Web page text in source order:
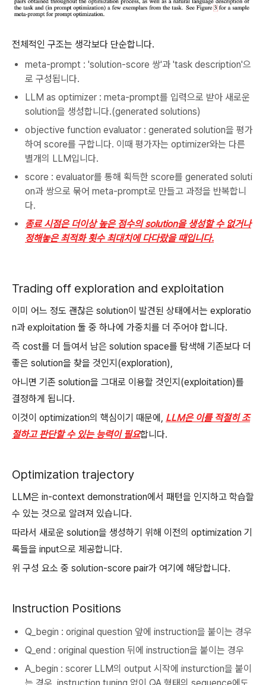
전체적인 구조는 생각보다 단순합니다.
meta-prompt : 'solution-score 쌍'과 'task description'으
로 구성됩니다.
LLM as optimizer : meta-prompt를 입력으로 받아 새로운
solution을 생성합니다.(generated solutions)
objective function evaluator : generated solution을 평가
하여 score를 구합니다. 이때 평가자는 optimizer와는 다른
별개의 LLM입니다.
score : evaluator를 통해 획득한 score를 generated soluti
on과 쌍으로 묶어 meta-prompt로 만들고 과정을 반복합니
다.
종료 시점은 더이상 높은 점수의 solution을 생성할 수 없거나
정해놓은 최적화 횟수 최대치에 다다랐을 때입니다.
Trading off exploration and exploitation
이미 어느 정도 괜찮은 solution이 발견된 상태에서는 exploratio
n과 exploitation 둘 중 하나에 가중치를 더 주어야 합니다.
즉 cost를 더 들여서 남은 solution space를 탐색해 기존보다 더
좋은 solution을 찾을 것인지(exploration),
아니면 기존 solution을 그대로 이용할 것인지(exploitation)를
결정하게 됩니다.
이것이 optimization의 핵심이기 때문에, LLM은 이를 적절히 조
절하고 판단할 수 있는 능력이 필요합니다.
Optimization trajectory
LLM은 in-context demonstration에서 패턴을 인지하고 학습할
수 있는 것으로 알려져 있습니다.
따라서 새로운 solution을 생성하기 위해 이전의 optimization 기
록들을 input으로 제공합니다.
위 구성 요소 중 solution-score pair가 여기에 해당합니다.
Instruction Positions
Q_begin : original question 앞에 instruction을 붙이는 경우
Q_end : original question 뒤에 instruction을 붙이는 경우
A_begin : scorer LLM의 output 시작에 insturction을 붙이